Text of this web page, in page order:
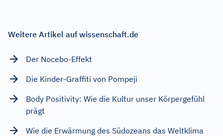
Weitere Artikel auf wissenschaft.de
Der Nocebo-Effekt
Die Kinder-Graffiti von Pompeji
Body Positivity: Wie die Kultur unser Körpergefühl
prägt
Wie die Erwärmung des Südozeans das Weltklima